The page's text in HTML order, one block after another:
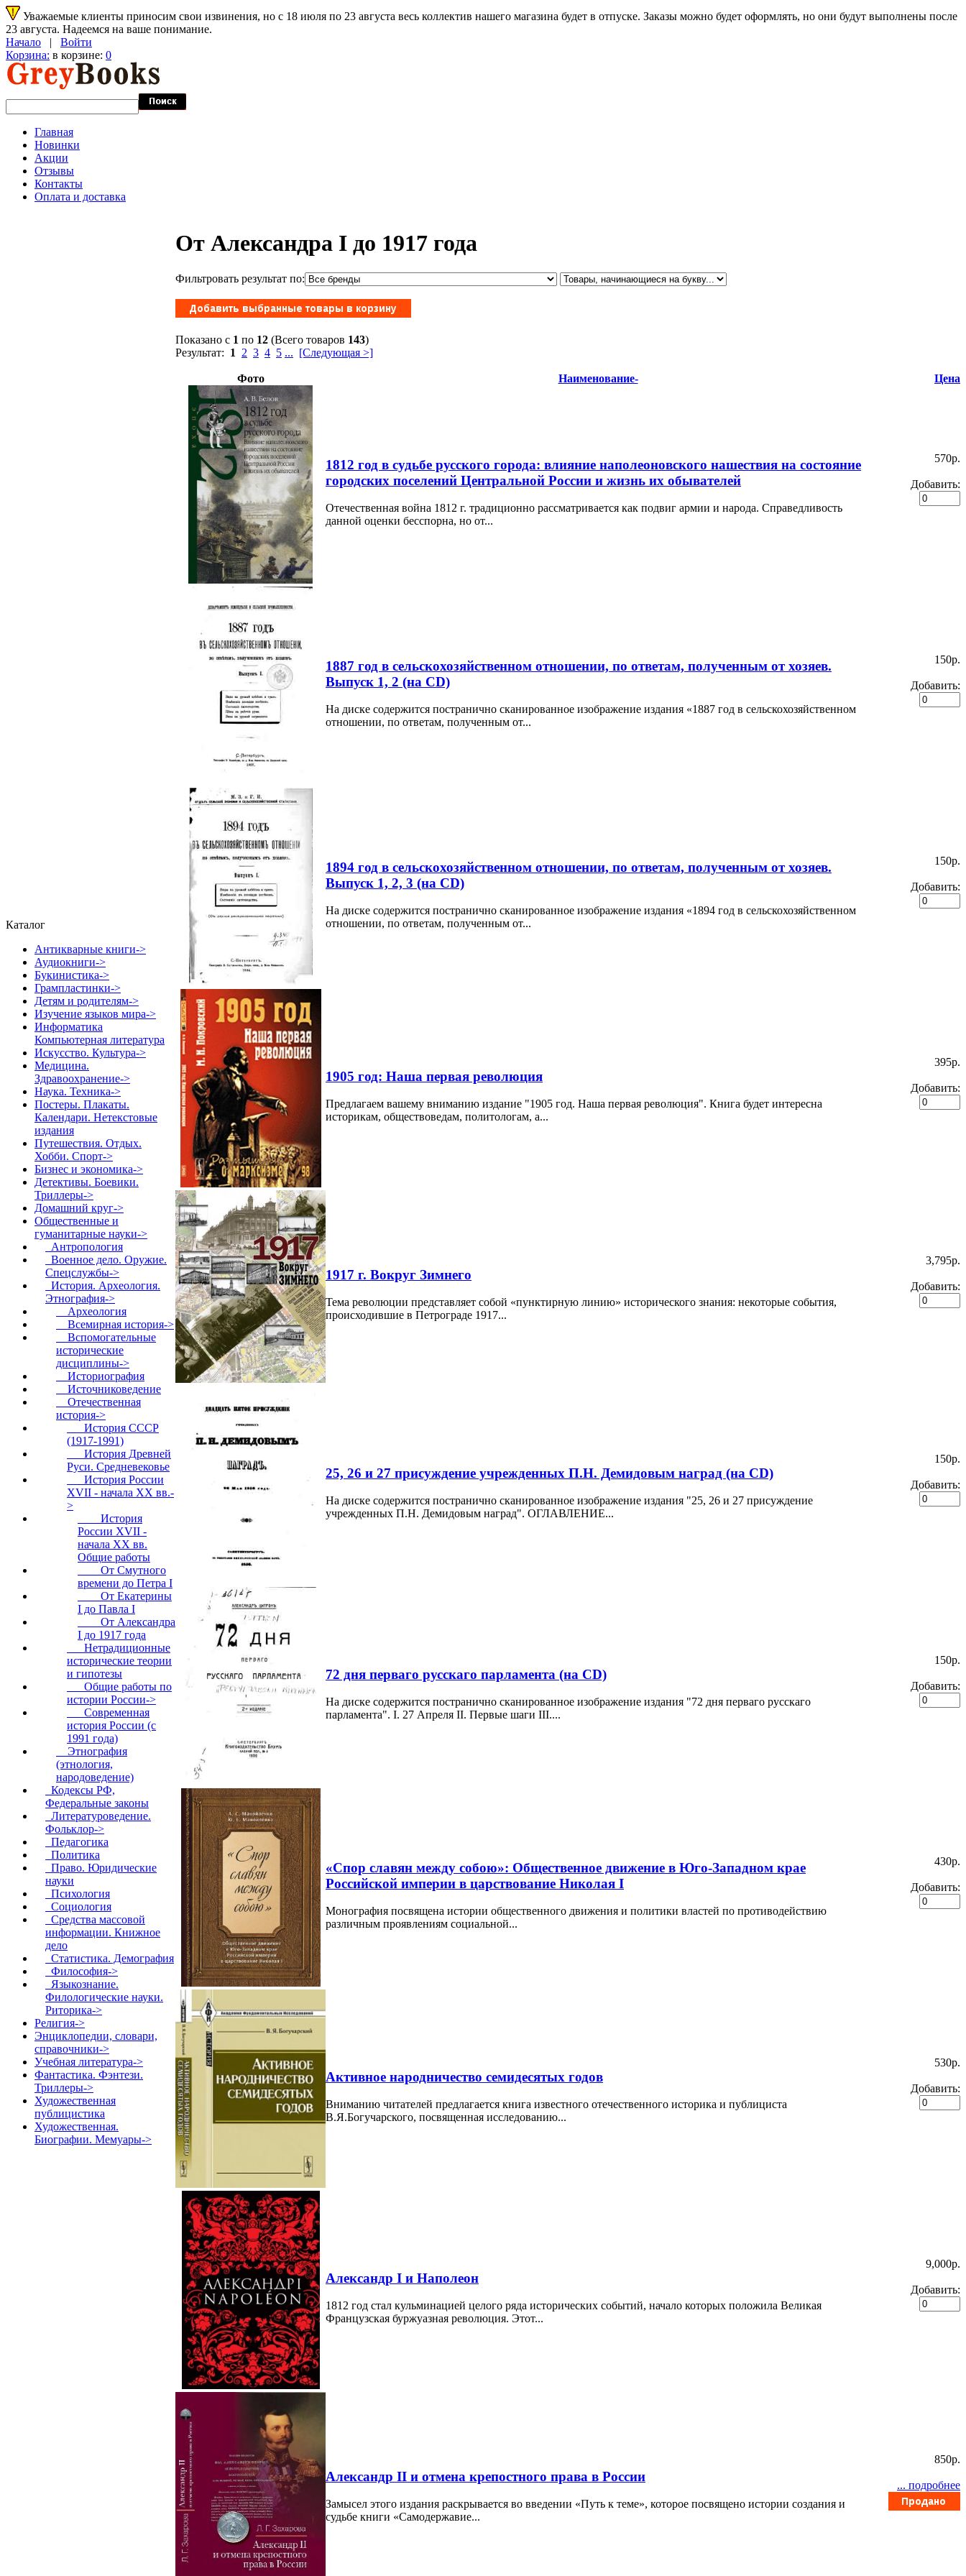
Уважаемые клиенты приносим свои извинения, но с 18 июля по 23 августа весь коллектив нашего магазина будет в отпуске. Заказы можно будет оформлять, но они будут выполнены после
23 августа. Надеемся на ваше понимание.
Начало | Войти
Корзина: в корзине: 0
Главная
Новинки
Акции
Отзывы
Контакты
Оплата и доставка
Каталог
Антикварные книги->
Аудиокниги->
Букинистика->
Грампластинки->
Детям и родителям->
Изучение языков мира->
Информатика
Компьютерная литература
Искусство. Культура->
Медицина.
Здравоохранение->
Наука. Техника->
Постеры. Плакаты.
Календари. Нетекстовые
издания
Путешествия. Отдых.
Хобби. Спорт->
Бизнес и экономика->
Детективы. Боевики.
Триллеры->
Домашний круг->
Общественные и
гуманитарные науки->
Антропология
Военное дело. Оружие.
Спецслужбы->
История. Археология.
Этнография->
Археология
Всемирная история->
Вспомогательные
исторические
дисциплины->
Историография
Источниковедение
Отечественная
история->
История CCCP
(1917-1991)
История Древней
Руси. Средневековье
История России
XVII - начала ХХ вв.-
>
История
России XVII -
начала ХХ вв.
Общие работы
От Смутного
времени до Петра I
От Екатерины
I до Павла I
От Александра
I до 1917 года
Нетрадиционные
исторические теории
и гипотезы
Общие работы по
истории России->
Современная
история России (с
1991 года)
Этнография
(этнология,
народоведение)
Кодексы РФ,
Федеральные законы
Литературоведение.
Фольклор->
Педагогика
Политика
Право. Юридические
науки
Психология
Социология
Средства массовой
информации. Книжное
дело
Статистика. Демография
Философия->
Языкознание.
Филологические науки.
Риторика->
Религия->
Энциклопедии, словари,
справочники->
Учебная литература->
Фантастика. Фэнтези.
Триллеры->
Художественная
публицистика
Художественная.
Биографии. Мемуары->
От Александра I до 1917 года
Фильтровать результат по:
Показано с 1 по 12 (Всего товаров 143)
Результат: 1 2 3 4 5 ... [Следующая >]
Фото Наименование- Цена
1812 год в судьбе русского города: влияние наполеоновского нашествия на состояние
городских поселений Центральной России и жизнь их обывателей
Отечественная война 1812 г. традиционно рассматривается как подвиг армии и народа. Справедливость
данной оценки бесспорна, но от...
570p.
Добавить:
1887 год в сельскохозяйственном отношении, по ответам, полученным от хозяев.
Выпуск 1, 2 (на CD)
На диске содержится постранично сканированное изображение издания «1887 год в сельскохозяйственном
отношении, по ответам, полученным от...
150p.
Добавить:
1894 год в сельскохозяйственном отношении, по ответам, полученным от хозяев.
Выпуск 1, 2, 3 (на CD)
На диске содержится постранично сканированное изображение издания «1894 год в сельскохозяйственном
отношении, по ответам, полученным от...
150p.
Добавить:
1905 год: Наша первая революция
Предлагаем вашему вниманию издание "1905 год. Наша первая революция". Книга будет интересна
историкам, обществоведам, политологам, а...
395p.
Добавить:
1917 г. Вокруг Зимнего
Тема революции представляет собой «пунктирную линию» исторического знания: некоторые события,
происходившие в Петрограде 1917...
3,795p.
Добавить:
25, 26 и 27 присуждение учрежденных П.Н. Демидовым наград (на CD)
На диске содержится постранично сканированное изображение издания "25, 26 и 27 присуждение
учрежденных П.Н. Демидовым наград". ОГЛАВЛЕНИЕ...
150p.
Добавить:
72 дня перваго русскаго парламента (на CD)
На диске содержится постранично сканированное изображение издания "72 дня перваго русскаго
парламента". I. 27 Апреля II. Первые шаги III....
150p.
Добавить:
«Спор славян между собою»: Общественное движение в Юго-Западном крае
Российской империи в царствование Николая I
Монография посвящена истории общественного движения и политики властей по противодействию
различным проявлениям социальной...
430p.
Добавить:
Активное народничество семидесятых годов
Вниманию читателей предлагается книга известного отечественного историка и публициста
В.Я.Богучарского, посвященная исследованию...
530p.
Добавить:
Александр I и Наполеон
1812 год стал кульминацией целого ряда исторических событий, начало которых положила Великая
Французская буржуазная революция. Этот...
9,000p.
Добавить:
Александр II и отмена крепостного права в России
Замысел этого издания раскрывается во введении «Путь к теме», которое посвящено истории создания и
судьбе книги «Самодержавие...
850p.
... подробнее